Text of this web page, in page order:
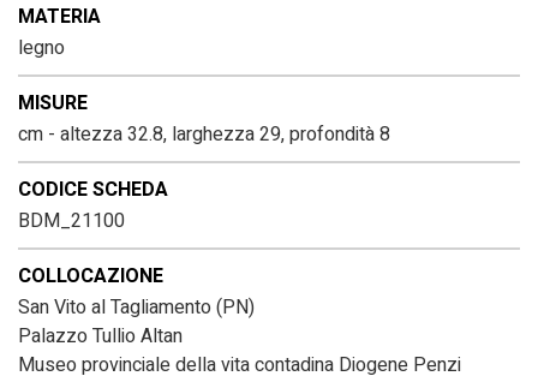
MATERIA
legno
MISURE
cm - altezza 32.8, larghezza 29, profondità 8
CODICE SCHEDA
BDM_21100
COLLOCAZIONE
San Vito al Tagliamento (PN)
Palazzo Tullio Altan
Museo provinciale della vita contadina Diogene Penzi